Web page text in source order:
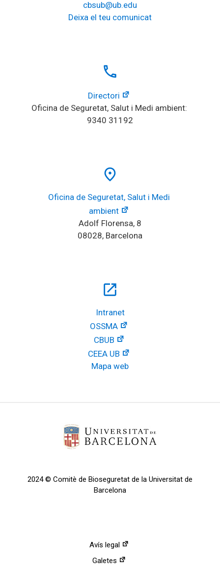
cbsub@ub.edu
Deixa el teu comunicat
local_phone
Directori
Oficina de Seguretat, Salut i Medi ambient:
9340 31192
place
Oficina de Seguretat, Salut i Medi
ambient
Adolf Florensa, 8
08028, Barcelona
open_in_new
Intranet
OSSMA
CBUB
CEEA UB
Mapa web
2024 © Comitè de Bioseguretat de la Universitat de
Barcelona
Avís legal
Galetes